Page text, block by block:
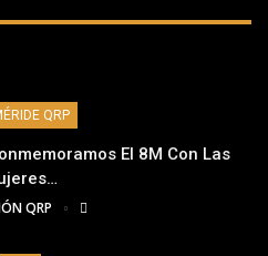
QRP
El 8M Con Las
QRP